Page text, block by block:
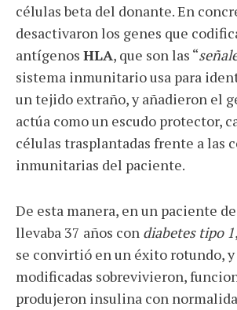
células beta del donante. En
desactivaron los genes que
antígenos HLA, que son las “
sistema inmunitario usa para
un tejido extraño, y añadieron el
actúa como un escudo protector,
células trasplantadas frente a las
inmunitarias del paciente.
De esta manera, en un paciente
llevaba 37 años con diabetes tipo 1
se convirtió en un éxito rotundo,
modificadas sobrevivieron,
produjeron insulina con